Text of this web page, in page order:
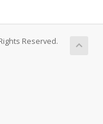
Reserved.